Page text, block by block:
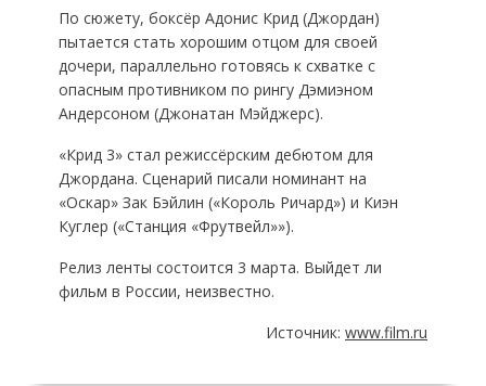
По сюжету, боксёр Адонис Крид (Джордан)
пытается стать хорошим отцом для своей
дочери, параллельно готовясь к схватке с
опасным противником по рингу Дэмиэном
Андерсоном (Джонатан Мэйджерс).
«Крид 3» стал режиссёрским дебютом для
Джордана. Сценарий писали номинант на
«Оскар» Зак Бэйлин («Король Ричард») и Киэн
Куглер («Станция «Фрутвейл»»).
Релиз ленты состоится 3 марта. Выйдет ли
фильм в России, неизвестно.
Источник:www.film.ru